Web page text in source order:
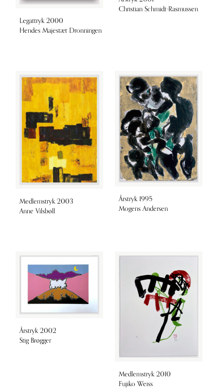
Legattryk 2000
Hendes Majestæt Dronningen
Christian Schmidt-Rasmussen
Medlemstryk 2003
Anne Vilsbøll
Årstryk 1995
Mogens Andersen
Årstryk 2002
Stig Brøgger
Medlemstryk 2010
Fujiko Weiss